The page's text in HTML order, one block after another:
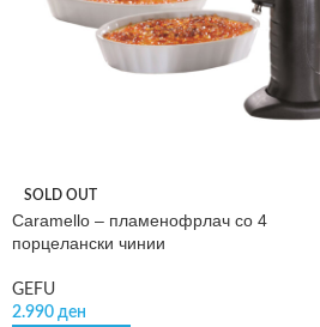
SOLD OUT
Caramello – пламенофрлач со 4
порцелански чинии
GEFU
2.990 ден